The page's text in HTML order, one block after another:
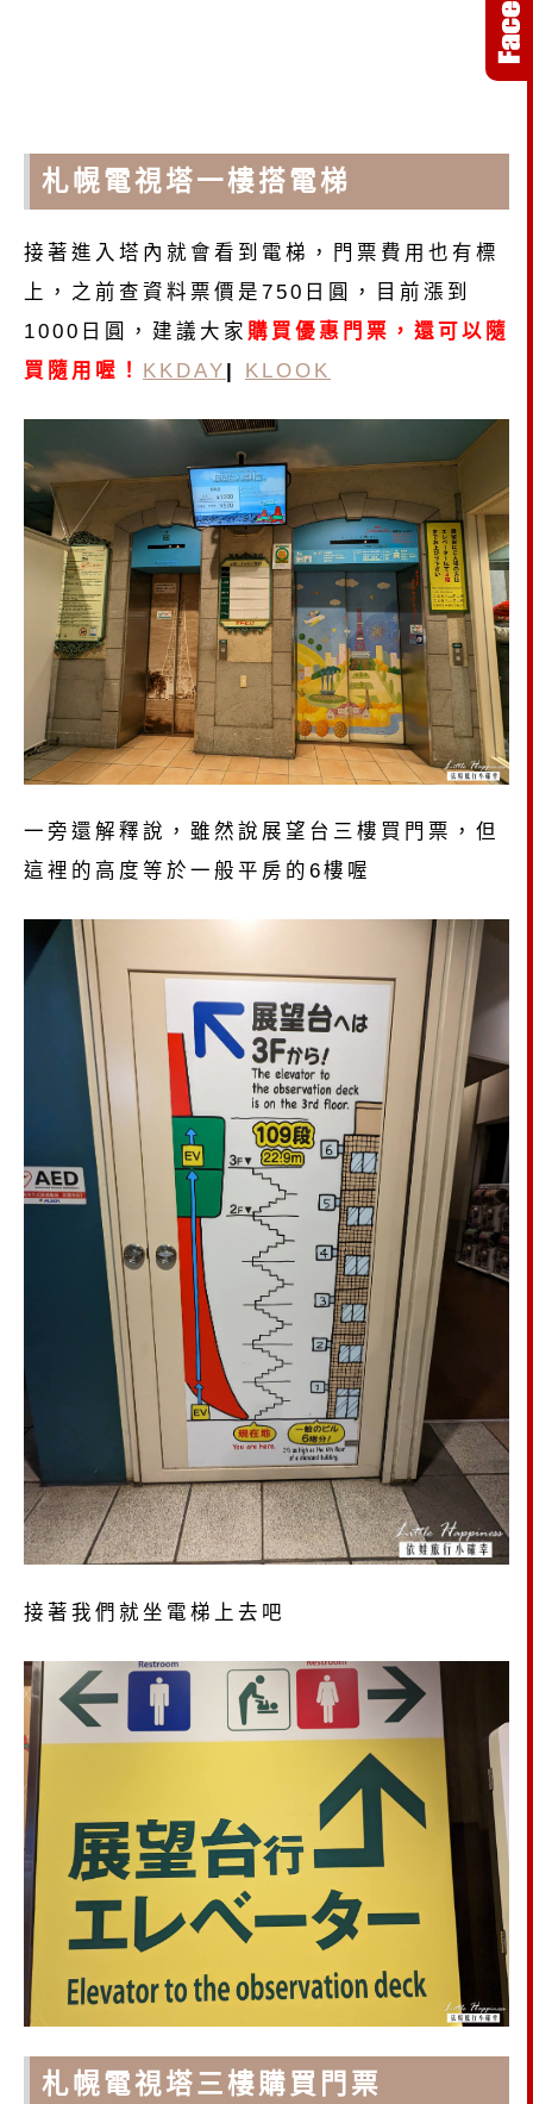
札幌電視塔一樓搭電梯
接著進入塔內就會看到電梯，門票費用也有標
上，之前查資料票價是750日圓，目前漲到
1000日圓，建議大家 購買優惠門票，還可以隨
買隨用喔！ KKDAY | KLOOK
一旁還解釋說，雖然說展望台三樓買門票，但
這裡的高度等於一般平房的6樓喔
接著我們就坐電梯上去吧
札幌電視塔三樓購買門票